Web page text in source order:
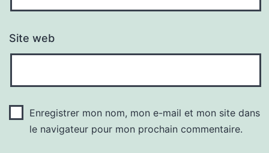
Site web
Enregistrer mon nom, mon e-mail et mon site dans
le navigateur pour mon prochain commentaire.